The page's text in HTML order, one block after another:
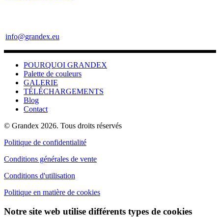
info@grandex.eu
POURQUOI GRANDEX
Palette de couleurs
GALERIE
TÉLÉCHARGEMENTS
Blog
Contact
© Grandex 2026. Tous droits réservés
Politique de confidentialité
Conditions générales de vente
Conditions d'utilisation
Politique en matière de cookies
Notre site web utilise différents types de cookies